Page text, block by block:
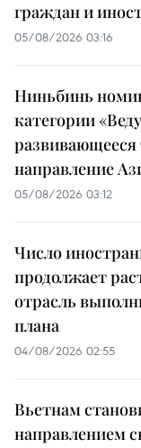
граждан и
05/08/2026 03:16
Ниньбинь
категории
развивающееся
направление
05/08/2026 03:12
Число
продолжает
отрасль
плана
04/08/2026 02:55
Вьетнам
направлением